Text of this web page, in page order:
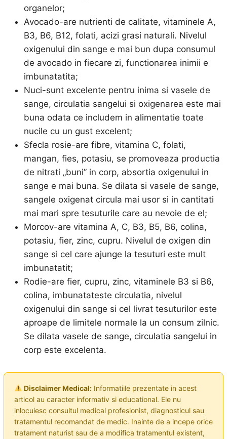
organelor;
Avocado-are nutrienti de calitate, vitaminele A,
B3, B6, B12, folati, acizi grasi naturali. Nivelul
oxigenului din sange e mai bun dupa consumul
de avocado in fiecare zi, functionarea inimii e
imbunatatita;
Nuci-sunt excelente pentru inima si vasele de
sange, circulatia sangelui si oxigenarea este mai
buna odata ce includem in alimentatie toate
nucile cu un gust excelent;
Sfecla rosie-are fibre, vitamina C, folati,
mangan, fies, potasiu, se promoveaza productia
de nitrati „buni” in corp, absortia oxigenului in
sange e mai buna. Se dilata si vasele de sange,
sangele oxigenat circula mai usor si in cantitati
mai mari spre tesuturile care au nevoie de el;
Morcov-are vitamina A, C, B3, B5, B6, colina,
potasiu, fier, zinc, cupru. Nivelul de oxigen din
sange si cel care ajunge la tesuturi este mult
imbunatatit;
Rodie-are fier, cupru, zinc, vitaminele B3 si B6,
colina, imbunatateste circulatia, nivelul
oxigenului din sange si cel livrat tesuturilor este
aproape de limitele normale la un consum zilnic.
Se dilata vasele de sange, circulatia sangelui in
corp este excelenta.
Disclaimer Medical:Informatiile prezentate in acest
articol au caracter informativ si educational. Ele nu
inlocuiesc consultul medical profesionist, diagnosticul sau
tratamentul recomandat de medic. Inainte de a incepe orice
tratament naturist sau de a modifica tratamentul existent,